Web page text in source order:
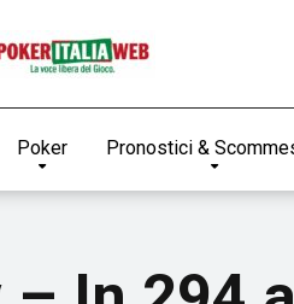
Poker Pronostici &